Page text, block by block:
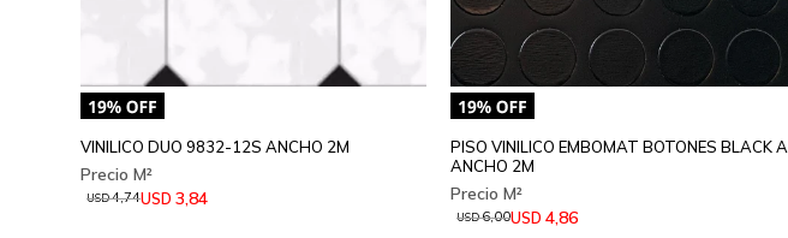
VINILICO DUO 9832-12S ANCHO 2M
USD 3,84
USD4,74
PISO VINILICO EMBOMAT BOTONES BLACK A
ANCHO 2M
USD 4,86
USD6,00